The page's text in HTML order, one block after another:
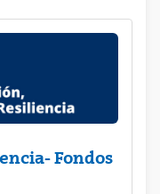
Fondos